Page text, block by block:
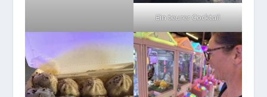
Ein teurer Cocktail